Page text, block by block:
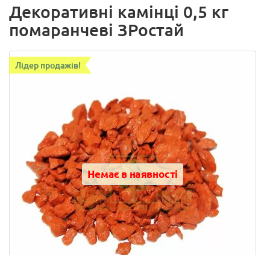
Декоративні камінці 0,5 кг
помаранчеві ЗРостай
Лідер продажів!
Немає в наявності